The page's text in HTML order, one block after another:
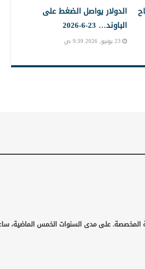
الدولار يواصل الضغط على
الباوند… 23-6-2026
23 يونيو, 2026 9:39 ص
المخصصة. على مدى السنوات الخمس الماضية،